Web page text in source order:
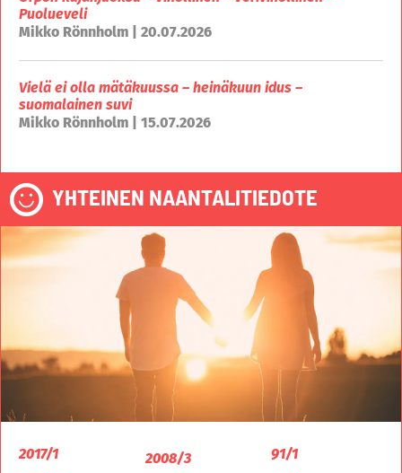
Puolueveli
Mikko Rönnholm | 20.07.2026
Vielä ei olla mätäkuussa – heinäkuun idus –
suomalainen suvi
Mikko Rönnholm | 15.07.2026
YHTEINEN NAANTALITIEDOTE
2017/1
2008/3
91/1